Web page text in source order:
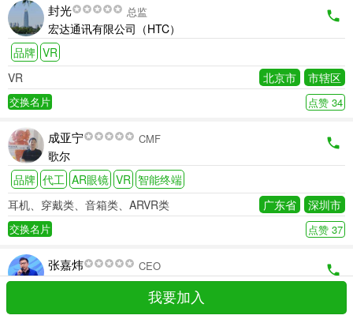
封光 总监
宏达通讯有限公司（HTC）
品牌 VR
VR
北京市 市辖区
交换名片 点赞 34
成亚宁 CMF
歌尔
品牌 代工 AR眼镜 VR 智能终端
耳机、穿戴类、音箱类、ARVR类
广东省 深圳市
交换名片 点赞 37
张嘉炜 CEO
东莞市迈纳斯航空技术有限公司
我要加入